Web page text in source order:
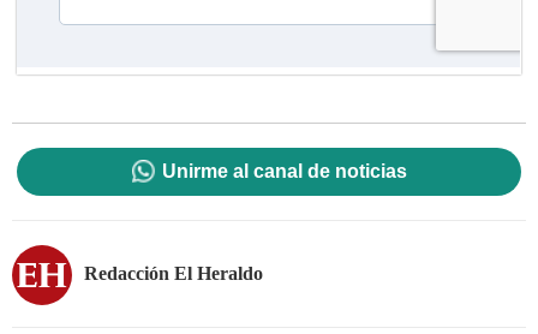
Unirme al canal de noticias
Redacción El Heraldo